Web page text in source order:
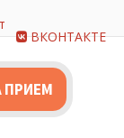
ВКОНТАКТЕ
ПРИЕМ